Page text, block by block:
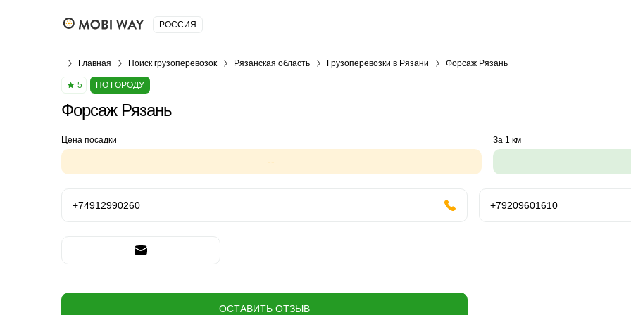
РОССИЯ
Главная Поиск грузоперевозок Рязанская область Грузоперевозки в Рязани Форсаж Рязань
5 ПО ГОРОДУ
Форсаж Рязань
Цена посадки
--
За 1 км
+74912990260 +79209601610
ОСТАВИТЬ ОТЗЫВ